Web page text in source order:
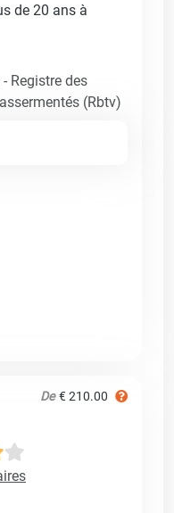
de 20 ans à
Registre des
(Rbtv)
De € 210.00